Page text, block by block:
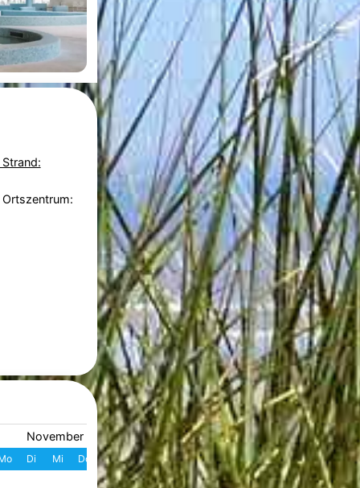
November 2026
Di Mi Do Fr Sa So
1
Dezember 2026
W Mo Di Mi Do Fr
49 1 2 3 4 5